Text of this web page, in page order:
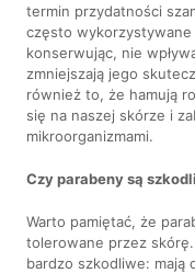
termin przydatności
często
konserwując, nie
zmniejszają jego
również to, że hamują
się na naszej skórze i
mikroorganizmami.
Czy parabeny są
Warto pamiętać, że
tolerowane przez
bardzo szkodliwe: mają